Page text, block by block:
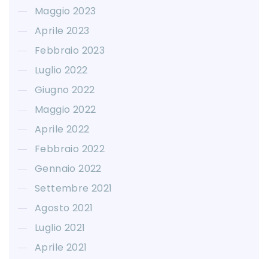
Maggio 2023
Aprile 2023
Febbraio 2023
Luglio 2022
Giugno 2022
Maggio 2022
Aprile 2022
Febbraio 2022
Gennaio 2022
Settembre 2021
Agosto 2021
Luglio 2021
Aprile 2021